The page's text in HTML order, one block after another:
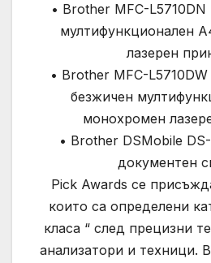
• Brother MFC-
мултифункционален
лазерен
• Brother MFC-
безжичен
монохромен
• Brother DSMobile
документен
Pick Awards се
които са определени
класа “ след прецизни
анализатори и техници.